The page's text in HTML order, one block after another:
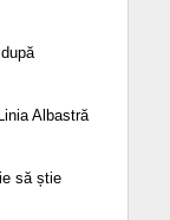
Albastră
să știe